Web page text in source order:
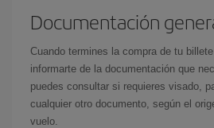
Documentación
Cuando termines la compra de tu
informarte de la documentación que
puedes consultar si requieres visado,
cualquier otro documento, según el
vuelo.